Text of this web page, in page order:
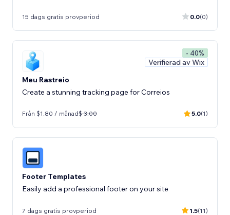
15 dags gratis provperiod 0.0(0)
- 40%
Verifierad av Wix
Meu Rastreio
Create a stunning tracking page for Correios
Från $1.80 / månad$ 3.00 5.0(1)
Footer Templates
Easily add a professional footer on your site
7 dags gratis provperiod 1.5(11)